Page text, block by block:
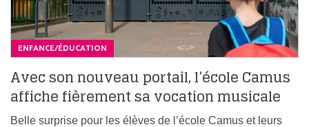
ENFANCE/ÉDUCATION
Avec son nouveau portail, l’école Camus
affiche fièrement sa vocation musicale
Belle surprise pour les élèves de l’école Camus et leurs